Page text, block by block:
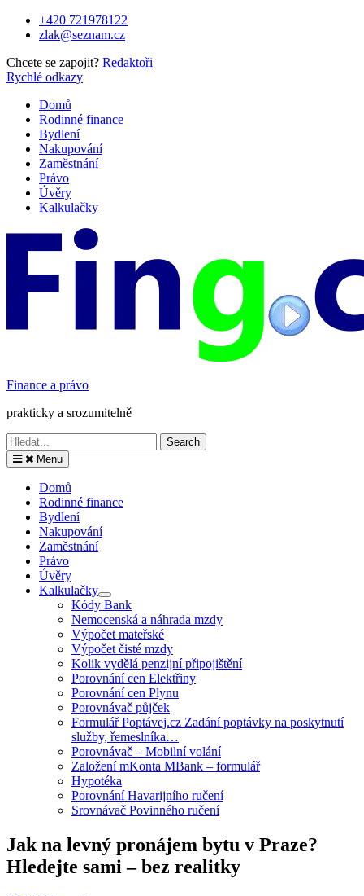
Skip
+420 721978122
zlak@seznam.cz
Chcete se zapojit? Redaktoři
Rychlé odkazy
Domů
Rodinné finance
Bydlení
Nakupování
Zaměstnání
Právo
Úvěry
Kalkulačky
Finance a právo
prakticky a srozumitelně
Search
for:
Menu
Domů
Rodinné finance
Bydlení
Nakupování
Zaměstnání
Právo
Úvěry
Kalkulačky
Kódy Bank
Nemocenská a náhrada mzdy
Výpočet mateřské
Výpočet čisté mzdy
Kolik vydělá penzijní připojištění
Porovnání cen Elektřiny
Porovnání cen Plynu
Porovnávač půjček
Formulář Poptávej.cz Zadání poptávky na poskytnutí
služby, řemeslníka…
Porovnávač – Mobilní volání
Založení mKonta MBank – formulář
Hypotéka
Porovnání Havarijního ručení
Srovnávač Povinného ručení
Jak na levný pronájem bytu v Praze?
Hledejte sami – bez realitky